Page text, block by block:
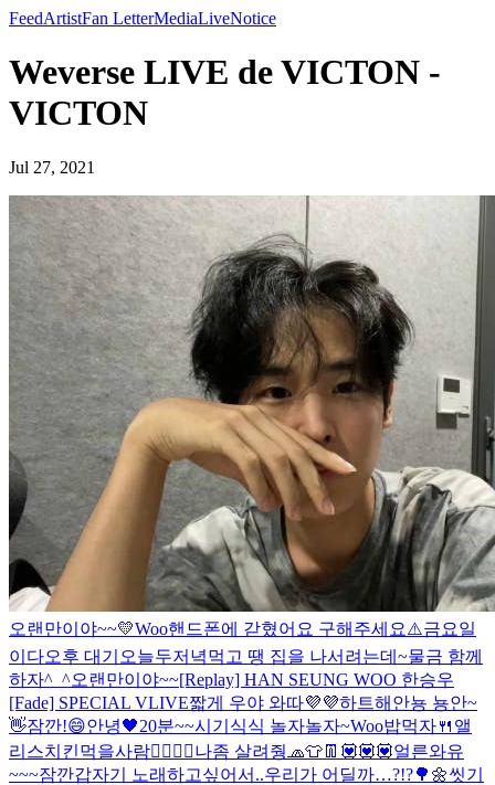
FeedArtistFan LetterMediaLiveNotice
Weverse LIVE de VICTON -
VICTON
Jul 27, 2021
오랜만이야~~💛Woo핸드폰에 갇혔어요 구해주세요⚠️금요일
이다오후 대기 오늘두저녁먹고 땡 집을 나서려는데~물금 함께
하자^_^오랜만이야~~[Replay] HAN SEUNG WOO 한승우
[Fade] SPECIAL VLIVE짧게 우야 와따💜💜하트해 안뇽 뇽안~
👋잠깐!😄안녕🖤20분~~시기식식 놀자놀자~Woo밥먹자🍴 앨
리스치킨먹을사람🙋‍♀️🙋‍♂️나좀 살려줭 🧢👕👖 💟💟💟얼른와유
~~~잠깐갑자기 노래하고싶어서..우리가 어딜까…?!?🌳🌼씻기